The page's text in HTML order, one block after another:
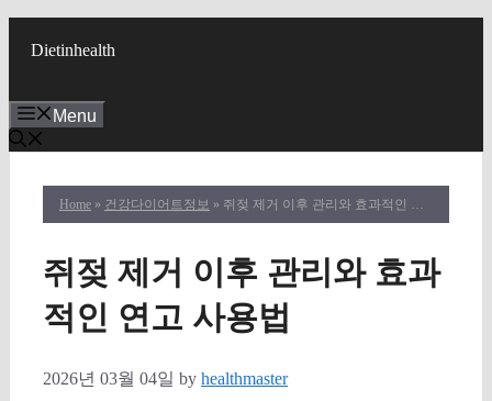
Dietinhealth
Menu
Home » 건강다이어트정보 » 쥐젖 제거 이후 관리와 효과적인 연고 사용법
쥐젖 제거 이후 관리와 효과
적인 연고 사용법
2026년 03월 04일 by healthmaster